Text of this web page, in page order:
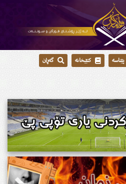
کتێبخانە
گەڕان